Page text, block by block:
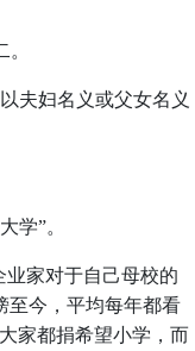
夫妇名义或父女名义
学”。
业家对于自己母校的
至今，平均每年都看
家都捐希望小学，而